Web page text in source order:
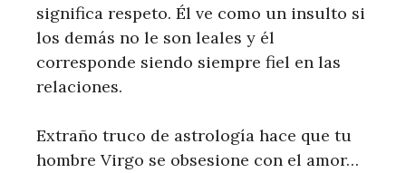
significa respeto. Él ve como un insulto si
los demás no le son leales y él
corresponde siendo siempre fiel en las
relaciones.
Extraño truco de astrología hace que tu
hombre Virgo se obsesione con el amor…